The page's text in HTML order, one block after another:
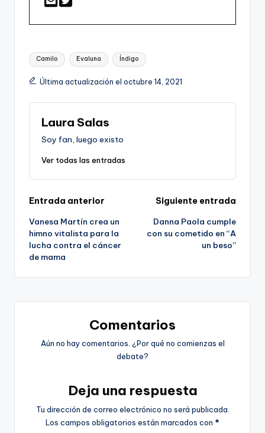
Etiquetas:
Camilo Evaluna Índigo
Última actualización el octubre 14, 2021
Laura Salas
Soy fan, luego existo
Ver todas las entradas
Navegación
de
entradas
Entrada anterior
Vanesa Martín crea un
himno vitalista para la
lucha contra el cáncer
de mama
Siguiente entrada
Danna Paola cumple
con su cometido en “A
un beso”
Comentarios
Aún no hay comentarios. ¿Por qué no comienzas el
debate?
Deja una respuesta
Tu dirección de correo electrónico no será publicada.
Los campos obligatorios están marcados con *